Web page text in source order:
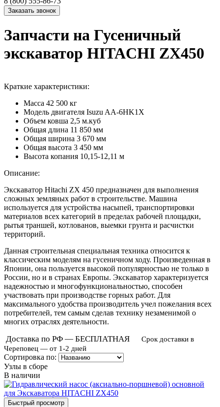
Запчасти на Гусеничный
экскаватор HITACHI ZX450
Краткие характеристики:
Масса 42 500 кг
Модель двигателя Isuzu AA-6HK1X
Объем ковша 2,5 м.куб
Общая длина 11 850 мм
Общая ширина 3 670 мм
Общая высота 3 450 мм
Высота копания 10,15-12,11 м
Описание:
Экскаватор Hitachi ZX 450 предназначен для выполнения
сложных земляных работ в строительстве. Машина
используется для устройства насыпей, транспортировки
материалов всех категорий в пределах рабочей площадки,
рытья траншей, котлованов, выемки грунта и расчистки
территорий.
Данная строительная специальная техника относится к
классическим моделям на гусеничном ходу. Произведенная в
Японии, она пользуется высокой популярностью не только в
России, но и в странах Европы. Экскаватор характеризуется
надежностью и многофункциональностью, способен
участвовать при производстве горных работ. Для
максимального удобства производитель учел пожелания всех
потребителей, тем самым сделав технику незаменимой о
многих отраслях деятельности.
Доставка по РФ — БЕСПЛАТНАЯ
Срок доставки в
Череповец — от 1-2 дней
Сортировка по:
Узлы в сборе
В наличии